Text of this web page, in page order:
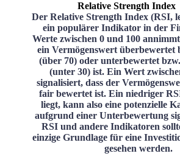
Relative Strength Index
Der Relative Strength Index (RSI,
ein populärer Indikator in der
Werte zwischen 0 und 100
ein Vermögenswert überbewertet
(über 70) oder unterbewertet
(unter 30) ist. Ein Wert
signalisiert, dass der
fair bewertet ist. Ein niedriger
liegt, kann also eine potenzielle
aufgrund einer Unterbewertung
RSI und andere Indikatoren
einzige Grundlage für eine
gesehen werden.